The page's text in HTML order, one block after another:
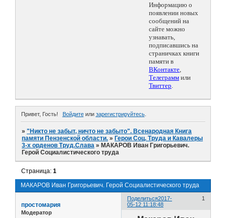
Информацию о
появлении новых
сообщений на
сайте можно
узнавать,
подписавшись на
страничках книги
памяти в
ВКонтакте,
Телеграмм или
Твиттер.
Привет, Гость! Войдитеили зарегистрируйтесь.
»"Никто не забыт, ничто не забыто". Всенародная Книга
памяти Пензенской области. » Герои Соц. Труда и Кавалеры
3-х орденов Труд.Слава » МАКАРОВ Иван Григорьевич.
Герой Социалистического труда
МАКАРОВ Иван Григорьевич. Герой Социалистического труда
Страница:1
Поделиться 1
2017-
05-12 11:18:48
простомария
Модератор